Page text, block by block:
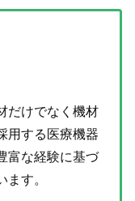
だけでなく機材
用する医療機器
富な経験に基づ
す。